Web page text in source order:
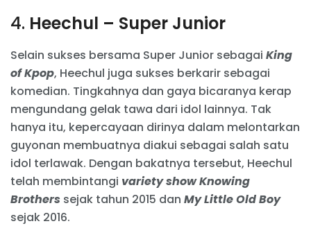
4. Heechul – Super Junior
Selain sukses bersama Super Junior sebagai King
of Kpop, Heechul juga sukses berkarir sebagai
komedian. Tingkahnya dan gaya bicaranya kerap
mengundang gelak tawa dari idol lainnya. Tak
hanya itu, kepercayaan dirinya dalam melontarkan
guyonan membuatnya diakui sebagai salah satu
idol terlawak. Dengan bakatnya tersebut, Heechul
telah membintangi variety show Knowing
Brothers sejak tahun 2015 dan My Little Old Boy
sejak 2016.